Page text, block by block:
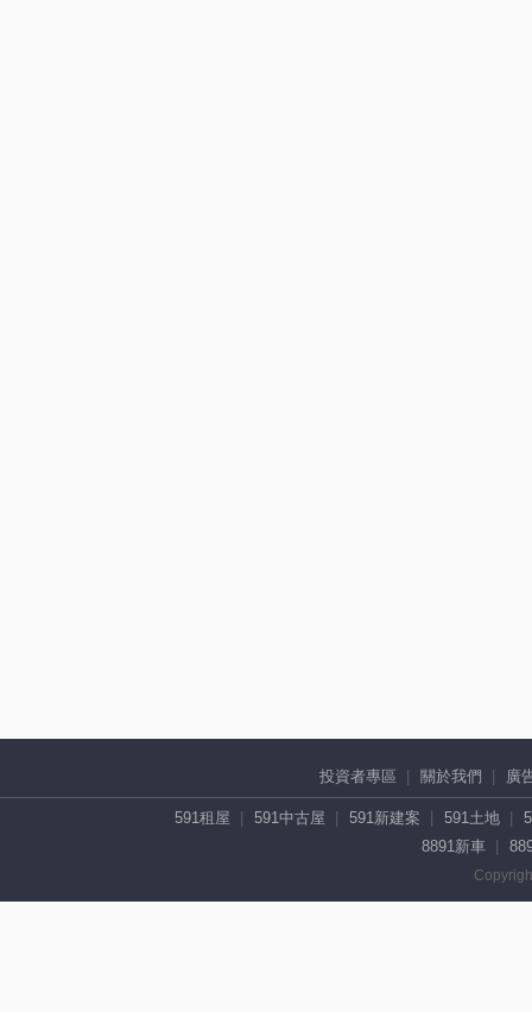
投資者專區 關於我們 廣
591租屋 591中古屋 591新建案 591土地
8891新車